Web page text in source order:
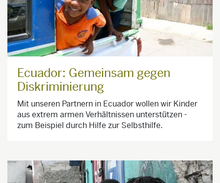
Ecuador: Gemeinsam gegen
Diskriminierung
Mit unseren Partnern in Ecuador wollen wir Kinder
aus extrem armen Verhältnissen unterstützen -
zum Beispiel durch Hilfe zur Selbsthilfe.